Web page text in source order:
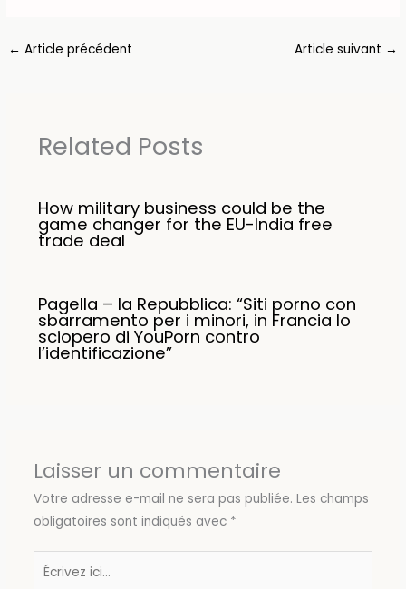
← Article précédent Article suivant →
Related Posts
How military business could be the
game changer for the EU-India free
trade deal
Pagella – la Repubblica: “Siti porno con
sbarramento per i minori, in Francia lo
sciopero di YouPorn contro
l’identificazione”
Laisser un commentaire
Votre adresse e-mail ne sera pas publiée. Les champs
obligatoires sont indiqués avec *
Écrivez